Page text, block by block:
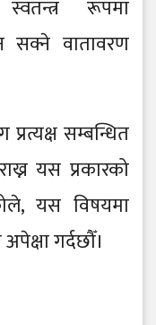
रूपमा
सक्ने वातावरण
सम्बन्धित
यस प्रकारको
यस विषयमा
गर्दछौँ।